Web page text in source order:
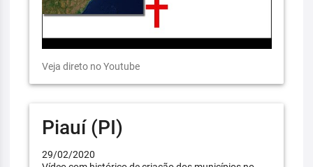
Veja direto no Youtube
Piauí (PI)
29/02/2020